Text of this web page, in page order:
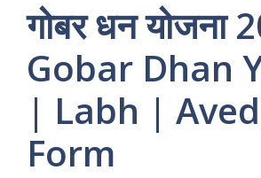
गोबर धन योजना
Gobar Dhan
| Labh |
Form